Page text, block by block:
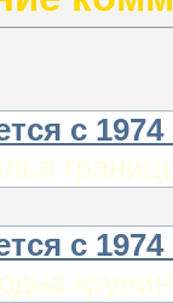
с 1974
с 1974